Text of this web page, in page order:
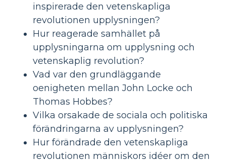
inspirerade den vetenskapliga
revolutionen upplysningen?
Hur reagerade samhället på
upplysningarna om upplysning och
vetenskaplig revolution?
Vad var den grundläggande
oenigheten mellan John Locke och
Thomas Hobbes?
Vilka orsakade de sociala och politiska
förändringarna av upplysningen?
Hur förändrade den vetenskapliga
revolutionen människors idéer om den